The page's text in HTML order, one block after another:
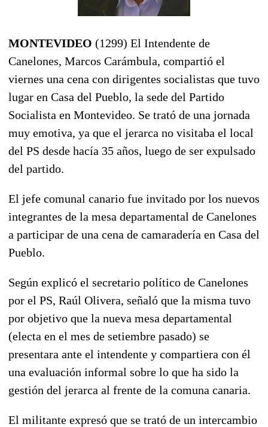
MONTEVIDEO (1299) El Intendente de
Canelones, Marcos Carámbula, compartió el
viernes una cena con dirigentes socialistas que tuvo
lugar en Casa del Pueblo, la sede del Partido
Socialista en Montevideo. Se trató de una jornada
muy emotiva, ya que el jerarca no visitaba el local
del PS desde hacía 35 años, luego de ser expulsado
del partido.
El jefe comunal canario fue invitado por los nuevos
integrantes de la mesa departamental de Canelones
a participar de una cena de camaradería en Casa del
Pueblo.
Según explicó el secretario político de Canelones
por el PS, Raúl Olivera, señaló que la misma tuvo
por objetivo que la nueva mesa departamental
(electa en el mes de setiembre pasado) se
presentara ante el intendente y compartiera con él
una evaluación informal sobre lo que ha sido la
gestión del jerarca al frente de la comuna canaria.
El militante expresó que se trató de un intercambio